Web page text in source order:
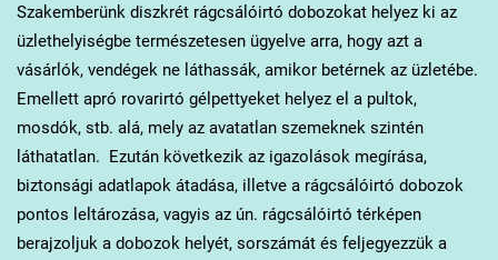
Szakemberünk diszkrét rágcsálóirtó dobozokat helyez ki az
üzlethelyiségbe természetesen ügyelve arra, hogy azt a
vásárlók, vendégek ne láthassák, amikor betérnek az üzletébe.
Emellett apró rovarirtó gélpettyeket helyez el a pultok,
mosdók, stb. alá, mely az avatatlan szemeknek szintén
láthatatlan. Ezután következik az igazolások megírása,
biztonsági adatlapok átadása, illetve a rágcsálóirtó dobozok
pontos leltározása, vagyis az ún. rágcsálóirtó térképen
berajzoljuk a dobozok helyét, sorszámát és feljegyezzük a